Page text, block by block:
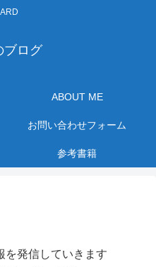
ブログ
ABOUT ME
お問い合わせフォーム
参考書籍
を発信していきます